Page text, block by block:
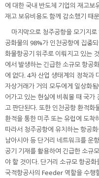
에 대한 국내 반도체 기업의 재고보
재고 보유비용도 함께 감소했기 때
마지막으로 청주공항을 모기지
공화물의 98%가 인천공항에 집중
화물항공기 위주로 이뤄지고 있는
에서 발생하는 긴급한 소규모 항공
에 없다. 4차 산업 생태계의 정착과
자상거래가 거의 모두에게 일상화
어가고 있는 현실에 비춰볼 때 국가
고 판단된다. 또한 인천공항 환적화
환적을 통한 미주 또는 유럽에 도착
따라서 청주공항에 유치하는 항공
남아시아 등 단거리 네트워크를 운
공기 기재를 활용하여 긴급한 소규
야 할 것이다. 단거리 소규모 항공
국적항공사의 Feeder 역할을 수행